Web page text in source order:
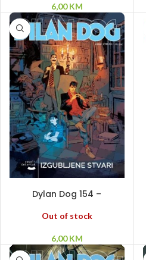
6,00KM
Dylan Dog 154 –
Izgubljene stvari
Out of stock
6,00KM